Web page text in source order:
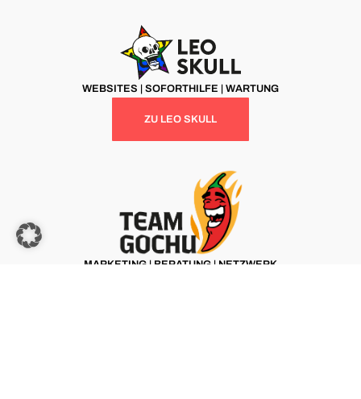
WEBSITES | SOFORTHILFE | WARTUNG
ZU LEO SKULL
MARKETING | BERATUNG | NETZWERK